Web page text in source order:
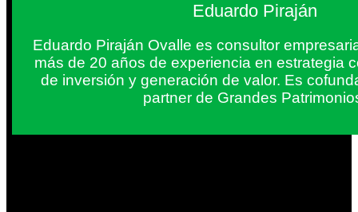
Eduardo Piraján
Eduardo Piraján Ovalle es consultor
más de 20 años de experiencia en estrategia
de inversión y generación de valor. Es
partner de Grandes